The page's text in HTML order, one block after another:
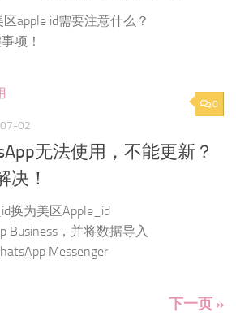
apple id需要注意什么？
项！
0
02
无法使用，不能更新？
决！
换为美区Apple_id
Business，并将数据导入
Messenger
下一页 »